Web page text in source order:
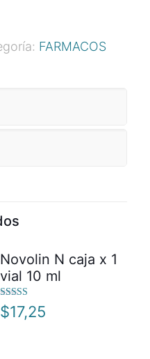
FARMACOS
Novolin N caja x 1
vial 10 ml
Valorado
con
$17,25